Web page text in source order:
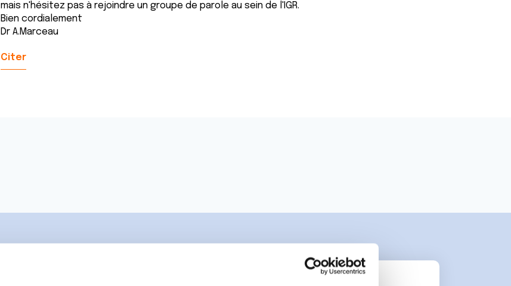
mais n'hésitez pas à rejoindre un groupe de parole au sein de l'IGR.
Bien cordialement
Dr A.Marceau
Citer